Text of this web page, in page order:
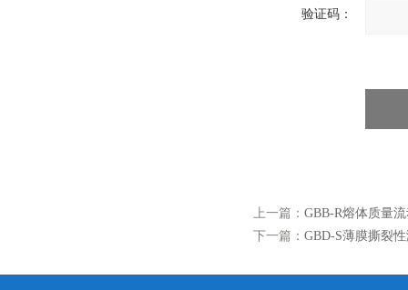
验证码：
上一篇： GBB-R熔体质量
下一篇： GBD-S薄膜撕裂